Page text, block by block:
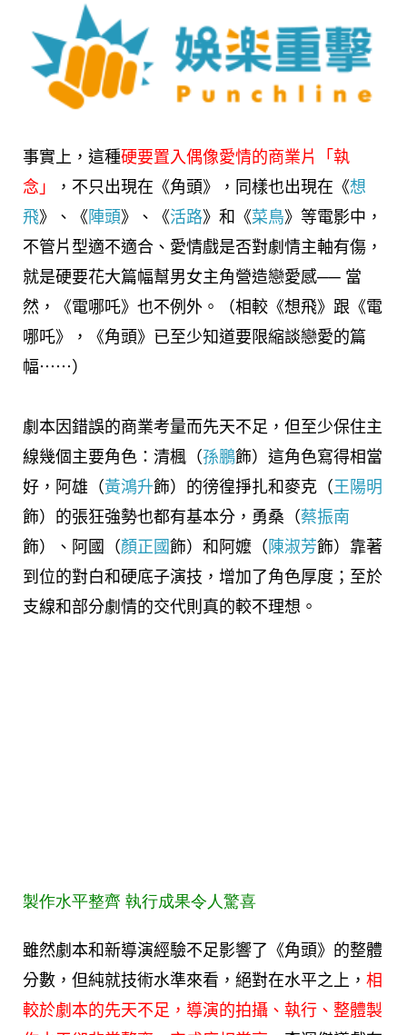
事實上，這種硬要置入偶像愛情的商業片「執
念」
，不只出現在《角頭》，同樣也出現在《想
飛》、《 陣頭》、《活路》和《菜鳥》等電影中，
不管片型適不適合、愛情戲是否對劇情主軸有傷，
就是硬要花大篇幅幫男女主角營造戀愛感── 當
然，《電哪吒》也不例外。（相較《想飛》跟《電
哪吒》，《角頭》已至少知道要限縮談戀愛的篇
幅⋯⋯）
劇本因錯誤的商業考量而先天不足，但至少保住主
線幾個主要角色：清楓（孫鵬飾）這角色寫得相當
好，阿雄（黃鴻升飾）的徬徨掙扎和麥克（王陽明
飾）的張狂強勢也都有基本分，勇桑（蔡振南
飾）、阿國（顏正國飾）和阿嬤（ 陳淑芳飾）靠著
到位的對白和硬底子演技，增加了角色厚度；至於
支線和部分劇情的交代則真的較不理想。
製作水平整齊 執行成果令人驚喜
雖然劇本和新導演經驗不足影響了《角頭》的整體
分數，但純就技術水準來看，絕對在水平之上， 相
較於劇本的先天不足，導演的拍攝、執行、整體製